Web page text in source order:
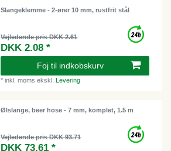
Slangeklemme - 2-ører 10 mm, rustfrit stål
Vejledende pris DKK 2.61
DKK 2.08 *
Foj til indkobskurv
*inkl. moms ekskl.Levering
Ølslange, beer hose - 7 mm, komplet, 1.5 m
Vejledende pris DKK 93.71
DKK 73.61 *